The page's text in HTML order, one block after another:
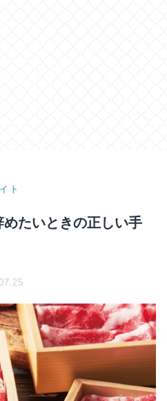
ト
たいときの正しい手